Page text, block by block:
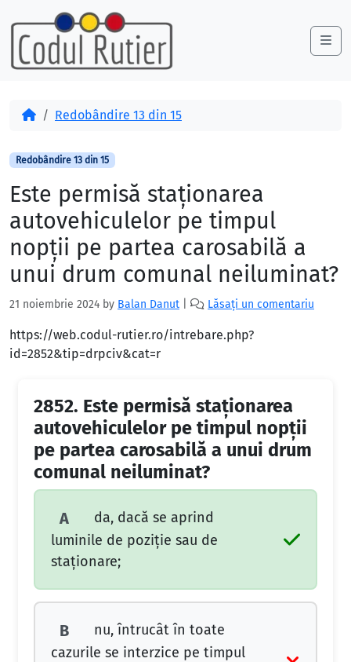
Skip to content
Skip to footer
AcasăRedobândire 13 din 15
Redobândire 13 din 15
Este permisă staţionarea
autovehiculelor pe timpul
nopţii pe partea carosabilă a
unui drum comunal neiluminat?
21 noiembrie 2024 by Balan Danut Lăsați un comentariu
https://web.codul-rutier.ro/intrebare.php?
id=2852&tip=drpciv&cat=r
2852. Este permisă staţionarea
autovehiculelor pe timpul nopţii
pe partea carosabilă a unui drum
comunal neiluminat?
A
da, dacă se aprind
luminile de poziţie sau de
staţionare;
B
nu, întrucât în toate
cazurile se interzice pe timpul